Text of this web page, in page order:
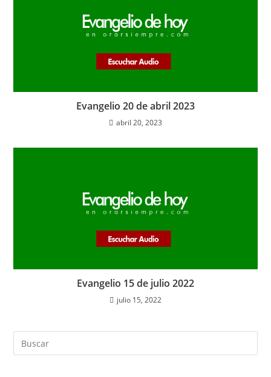
Evangelio 20 de abril 2023
abril 20, 2023
Evangelio 15 de julio 2022
julio 15, 2022